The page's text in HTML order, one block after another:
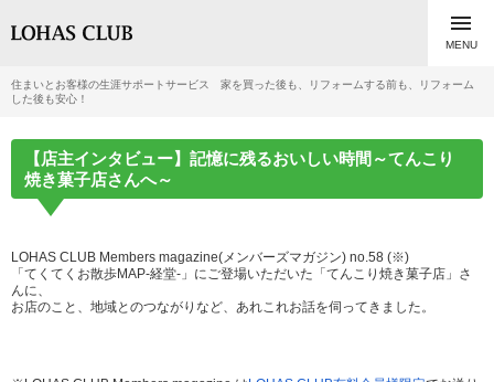

MENU
住まいとお客様の生涯サポートサービス 家を買った後も、リフォームする前も、リフォーム
した後も安心！
【店主インタビュー】記憶に残るおいしい時間～てんこり
焼き菓子店さんへ～
LOHAS CLUB Members magazine(メンバーズマガジン) no.58 (※)
「てくてくお散歩MAP-経堂-」にご登場いただいた「てんこり焼き菓子店」さ
んに、
お店のこと、地域とのつながりなど、あれこれお話を伺ってきました。